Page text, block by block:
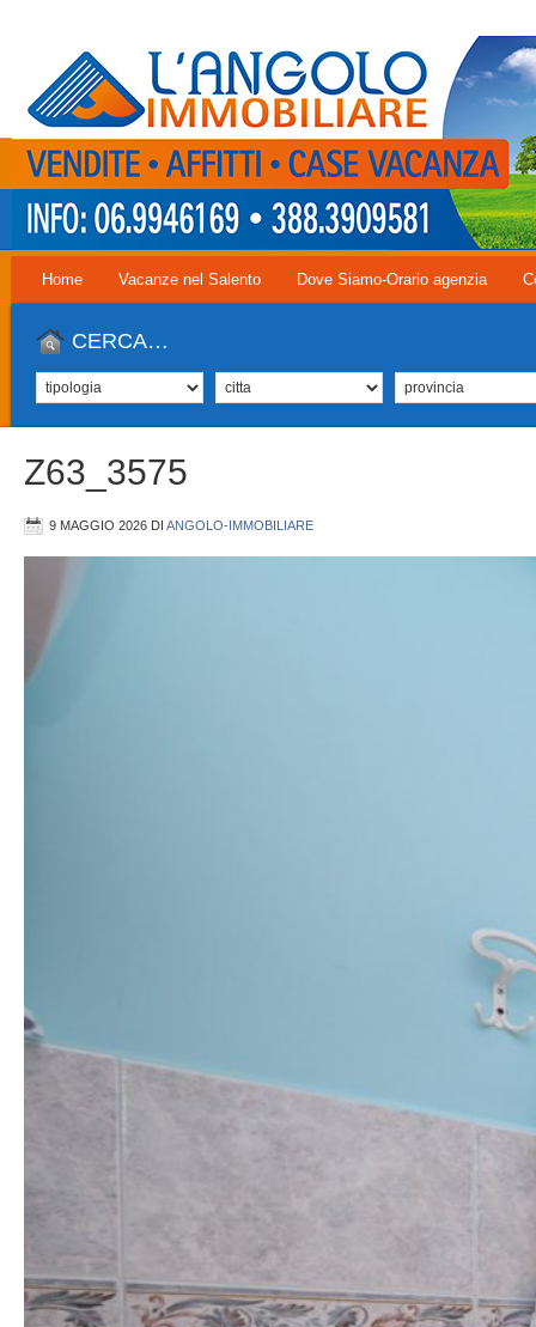
Home Vacanze nel Salento Dove Siamo-Orario agenzia
CERCA…
Z63_3575
9 MAGGIO 2026 DI ANGOLO-IMMOBILIARE